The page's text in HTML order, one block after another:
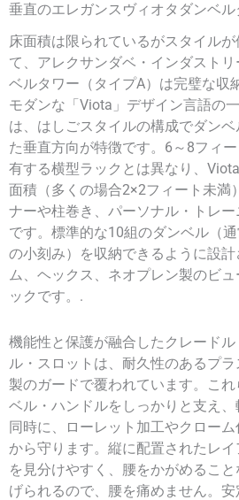
A
数
量
垂直のエレガンスヴィオタダンベ
床面積は限られているがスタイル
て、アレクサンダベ・インダスト
ベルタワー（タイプA）は完璧な収
モダンな「Viota」デザイン言語の
は、はしごスタイルの構成でダン
た垂直方向が特徴です。6～8フィ
有する横型ラックとは異なり、
面積（多くの場合2×2フィート未満
ナーや柱巻き、パーソナル・トレ
です。標準的な10組のダンベル（
の小刻み）を収納できるように設
ム、ヘックス、ネオプレン製のビ
ックです。.
機能性と保護が融合したクレード
ル・スロットは、耐久性のあるプ
製のガードで覆われています。こ
ベル・ハンドルをしっかりと支え
同時に、ローレット加工やクロー
から守ります。縦に配置されたレ
を見分けやすく、腰をかがめるこ
げられるので、腰を痛めません。